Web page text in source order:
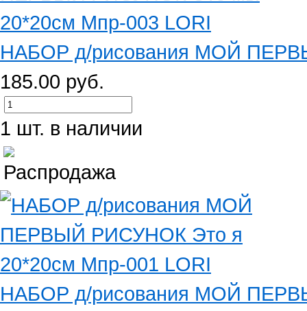
НАБОР д/рисования МОЙ
185.00 руб.
1 шт. в наличии
НАБОР д/рисования МОЙ